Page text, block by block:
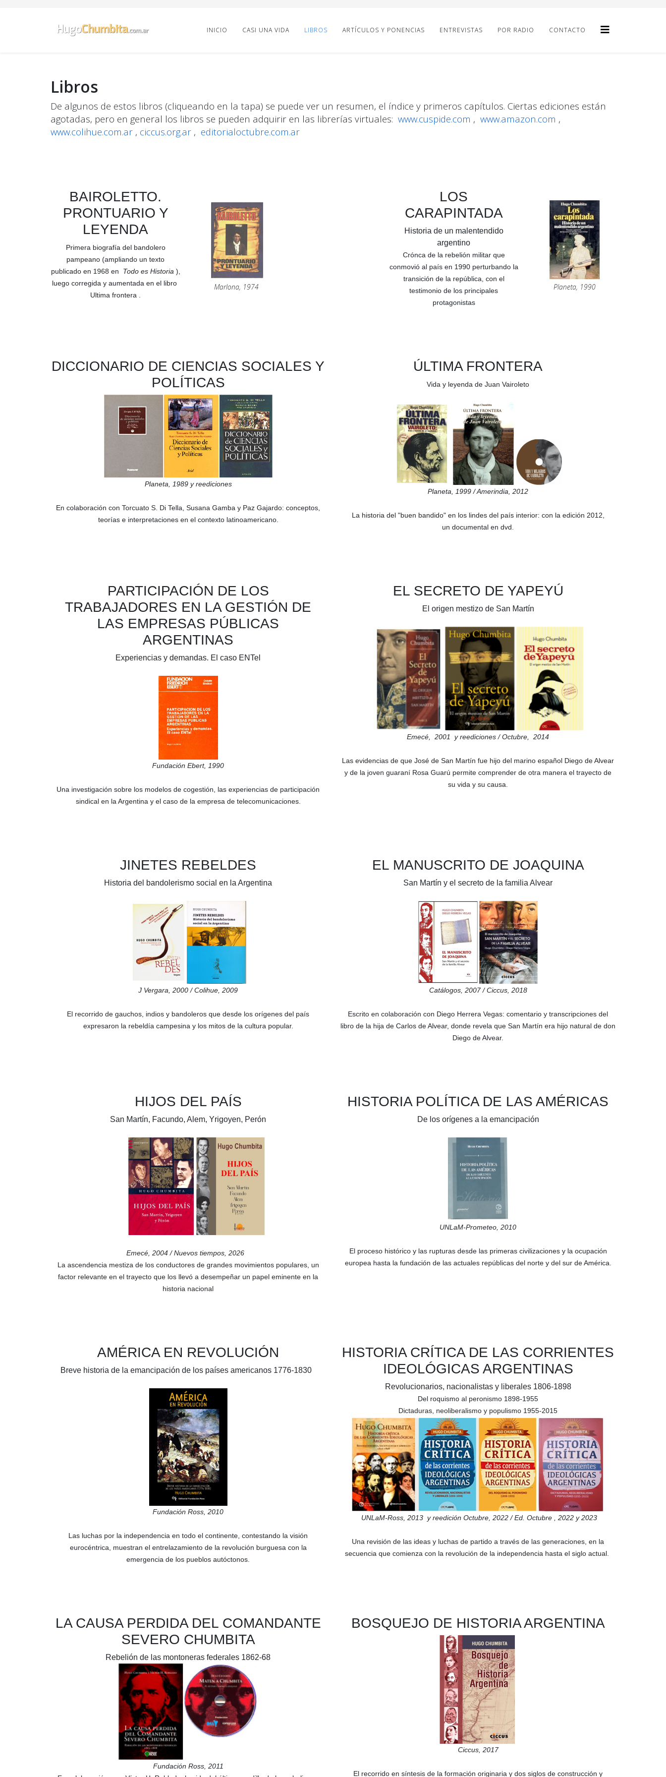
INICIO CASI UNA VIDA LIBROS ARTÍCULOS Y PONENCIAS ENTREVISTAS POR RADIO CONTACTO
Libros
De algunos de estos libros (cliqueando en la tapa) se puede ver un resumen, el índice y primeros capítulos. Ciertas ediciones están
agotadas, pero en general los libros se pueden adquirir en las librerías virtuales: www.cuspide.com , www.amazon.com ,
www.colihue.com.ar , ciccus.org.ar , editorialoctubre.com.ar
BAIROLETTO.
PRONTUARIO Y
LEYENDA
Primera biografía del bandolero
pampeano (ampliando un texto
publicado en 1968 en Todo es Historia ),
luego corregida y aumentada en el libro
Ultima frontera
Marlona, 1974
LOS
CARAPINTADA
Historia de un malentendido
argentino
Crónca de la rebelión militar que
conmovió al país en 1990perturbando la
transición de la república, con el
testimonio de los principales
protagonistas
Planeta, 1990
DICCIONARIO DE CIENCIAS SOCIALES Y
POLÍTICAS
Planeta, 1989y reediciones
En colaboración con Torcuato S. Di Tella Susana Gamba y Paz Gajardo: conceptos,
teorías e interpretaciones en el contexto latinoamericano.
ÚLTIMA FRONTERA
Vida y leyenda de Juan Vairoleto
Planeta, 1999 / Amerindia, 2012
La historia del "buen bandido" en los lindes del país interior: con la edición 2012,
un documental en dvd.
PARTICIPACIÓN DE LOS
TRABAJADORES EN LA GESTIÓN DE
LAS EMPRESAS PÚBLICAS
ARGENTINAS
Experiencias y demandas. El caso ENTel
Fundación Ebert, 1990
Una investigación sobre los modelos de cogestión, las experiencias de participación
sindical en la Argentina y el caso de la empresa de telecomunicaciones.
EL SECRETO DE YAPEYÚ
El origen mestizo de San Martín
Emecé, 2001 y reediciones / Octubre, 2014
Las evidencias de que José de San Martín fue hijo del marino español Diego de Alvear
y de la joven guaraní Rosa Guarú permite comprender de otra manera el trayecto de
su vida y su causa.
JINETES REBELDES
Historia del bandolerismo social en la Argentina
J Vergara, 2000 /Colihue, 2009
El recorrido de gauchos, indios y ban­dole­ros que desde los orígenes del país
expresaron la rebeldía campesina y los mitos de la cultura popular.
EL MANUSCRITO DE JOAQUINA
San Martín y el secreto de la familia Alvear
Catálogos, 2007/ Ciccus, 2018
Escrito en colaboración con Diego Herrera Vegas: comentario y transcripciones del
libro de la hija de Carlos de Alvear, donde revela que San Martín era hijo natural de don
Diego de Alvear.
HIJOS DEL PAÍS
San Martín, Facundo, Alem, Yrigoyen, Perón
Emecé, 2004 / Nuevos tiempos, 2026
La ascendencia mestiza de los conductores de grandes movimientos populares, un
factor relevante en el trayecto que los llevó a desempeñar un papel eminente en la
historia nacional
HISTORIA POLÍTICA DE LAS AMÉRICAS
De los orígenes a la emancipación
UNLaM-Prometeo, 2010
El proceso histórico y las rupturas desde las primeras civilizaciones y la ocupación
europea hasta la fundación de las actuales repúblicas del norte y del sur de América.
AMÉRICA EN REVOLUCIÓN
Breve historia de la emancipación de los países americanos 1776-1830
Fundación Ross, 2010
Las luchas por la independencia en todo el continente, contestando la visión
eurocéntrica, muestran el entrelazamiento de la revolución burguesa con la
emergencia de los pueblos autóctonos.
HISTORIA CRÍTICA DE LAS CORRIENTES
IDEOLÓGICAS ARGENTINAS
Revolucionarios, nacionalistas y liberales 1806-1898
Del roquismo al peronismo 1898-1955
Dictaduras, neoliberalismo y populismo 1955-2015
UNLaM-Ross, 2013y reedición Octubre, 2022/Ed. Octubre 2022 y 2023
Una revisión de las ideas y luchas de partido a través de las generaciones, en la
secuencia que comienza con la revolución de la independencia hasta el siglo actual.
LA CAUSA PERDIDA DEL COMANDANTE
SEVERO CHUMBITA
Rebelión de las montoneras federales 1862-68
Fundación Ross, 2011
BOSQUEJO DE HISTORIA ARGENTINA
Ciccus, 2017
El recorrido en síntesis de la formación originaria y dos siglos de construcción y